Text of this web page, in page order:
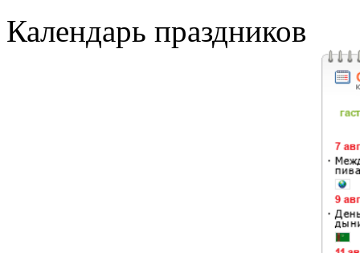
Календарь праздников